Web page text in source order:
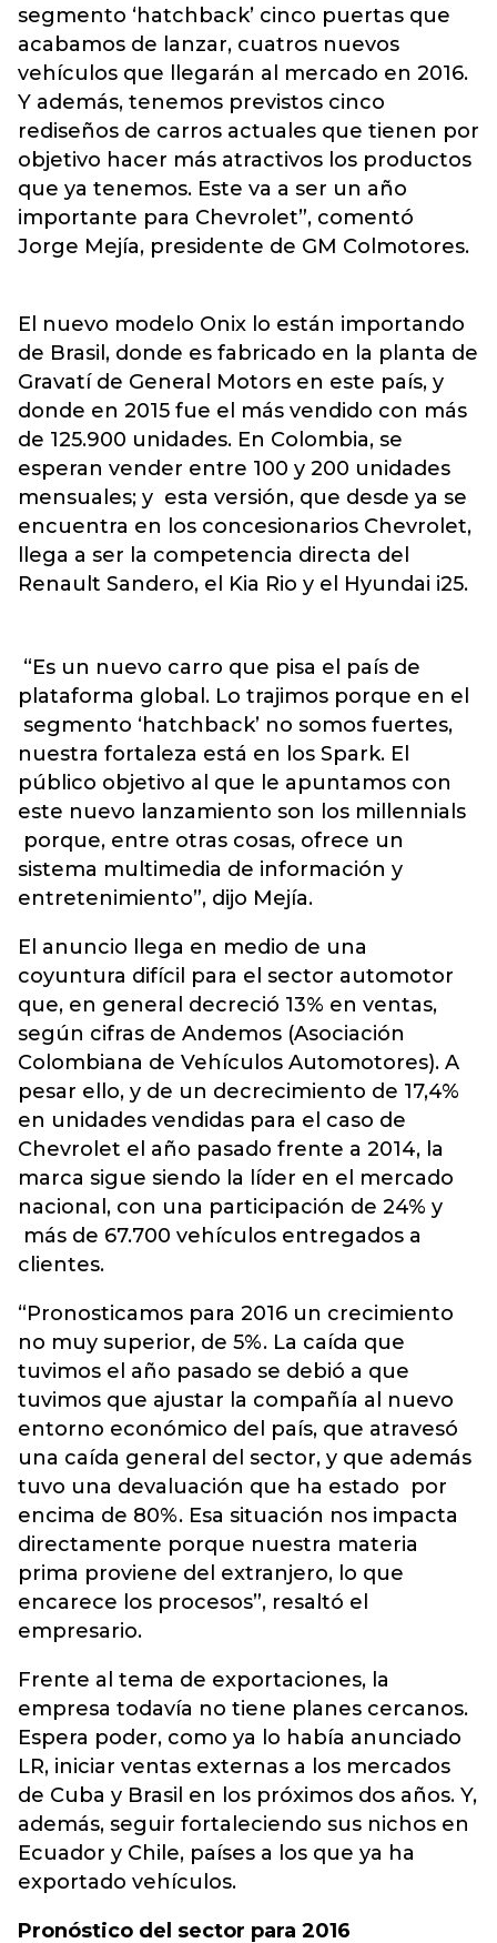
segmento ‘hatchback’ cinco puertas que
acabamos de lanzar, cuatros nuevos
vehículos que llegarán al mercado en 2016.
Y además, tenemos previstos cinco
rediseños de carros actuales que tienen por
objetivo hacer más atractivos los productos
que ya tenemos. Este va a ser un año
importante para Chevrolet”, comentó
Jorge Mejía, presidente de GM Colmotores.
El nuevo modelo Onix lo están importando
de Brasil, donde es fabricado en la planta de
Gravatí de General Motors en este país, y
donde en 2015 fue el más vendido con más
de 125.900 unidades. En Colombia, se
esperan vender entre 100 y 200 unidades
mensuales; y esta versión, que desde ya se
encuentra en los concesionarios Chevrolet,
llega a ser la competencia directa del
Renault Sandero, el Kia Rio y el Hyundai i25.
“Es un nuevo carro que pisa el país de
plataforma global. Lo trajimos porque en el
segmento ‘hatchback’ no somos fuertes,
nuestra fortaleza está en los Spark. El
público objetivo al que le apuntamos con
este nuevo lanzamiento son los millennials
porque, entre otras cosas, ofrece un
sistema multimedia de información y
entretenimiento”, dijo Mejía.
El anuncio llega en medio de una
coyuntura difícil para el sector automotor
que, en general decreció 13% en ventas,
según cifras de Andemos (Asociación
Colombiana de Vehículos Automotores). A
pesar ello, y de un decrecimiento de 17,4%
en unidades vendidas para el caso de
Chevrolet el año pasado frente a 2014, la
marca sigue siendo la líder en el mercado
nacional, con una participación de 24% y
más de 67.700 vehículos entregados a
clientes.
“Pronosticamos para 2016 un crecimiento
no muy superior, de 5%. La caída que
tuvimos el año pasado se debió a que
tuvimos que ajustar la compañía al nuevo
entorno económico del país, que atravesó
una caída general del sector, y que además
tuvo una devaluación que ha estado por
encima de 80%. Esa situación nos impacta
directamente porque nuestra materia
prima proviene del extranjero, lo que
encarece los procesos”, resaltó el
empresario.
Frente al tema de exportaciones, la
empresa todavía no tiene planes cercanos.
Espera poder, como ya lo había anunciado
LR, iniciar ventas externas a los mercados
de Cuba y Brasil en los próximos dos años. Y,
además, seguir fortaleciendo sus nichos en
Ecuador y Chile, países a los que ya ha
exportado vehículos.
Pronóstico del sector para 2016